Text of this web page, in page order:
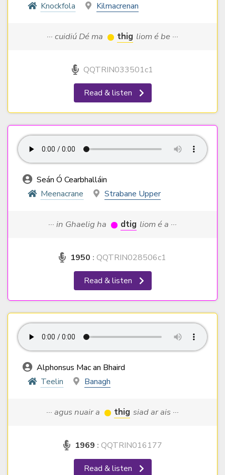
Knockfola
Kilmacrenan
··· cuidiú Dé ma thig liom é be ···
QQTRIN033501c1
Read & listen
Seán Ó Cearbhalláin
Meenacrane
Strabane Upper
··· in Ghaelig ha dtig liom é a ···
1950 : QQTRIN028506c1
Read & listen
Alphonsus Mac an Bhaird
Teelin
Banagh
··· agus nuair a thig siad ar ais ···
1969 : QQTRIN016177
Read & listen